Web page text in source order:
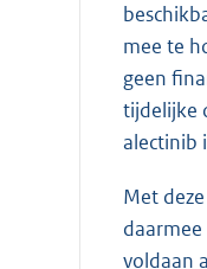
mee te
geen
tijdelijke
alectinib
Met
voldaan